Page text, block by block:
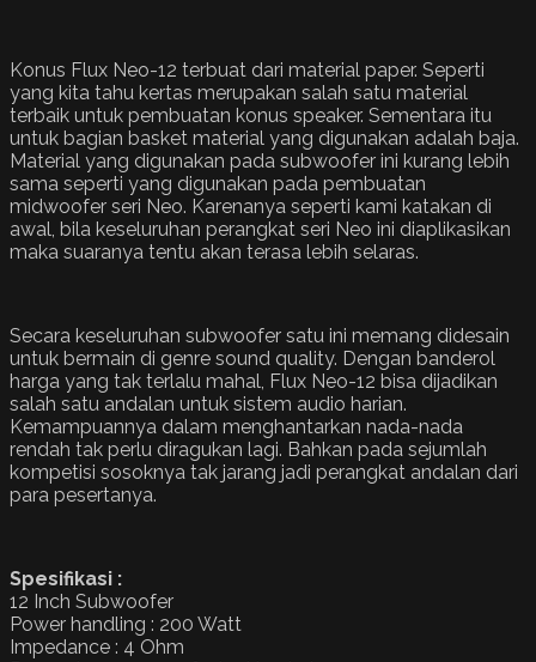
Konus Flux Neo-12 terbuat dari material paper. Seperti
yang kita tahu kertas merupakan salah satu material
terbaik untuk pembuatan konus speaker. Sementara itu
untuk bagian basket material yang digunakan adalah baja.
Material yang digunakan pada subwoofer ini kurang lebih
sama seperti yang digunakan pada pembuatan
midwoofer seri Neo. Karenanya seperti kami katakan di
awal, bila keseluruhan perangkat seri Neo ini diaplikasikan
maka suaranya tentu akan terasa lebih selaras.
Secara keseluruhan subwoofer satu ini memang didesain
untuk bermain di genre sound quality. Dengan banderol
harga yang tak terlalu mahal, Flux Neo-12 bisa dijadikan
salah satu andalan untuk sistem audio harian.
Kemampuannya dalam menghantarkan nada-nada
rendah tak perlu diragukan lagi. Bahkan pada sejumlah
kompetisi sosoknya tak jarang jadi perangkat andalan dari
para pesertanya.
Spesifikasi :
12 Inch Subwoofer
Power handling : 200 Watt
Impedance : 4 Ohm